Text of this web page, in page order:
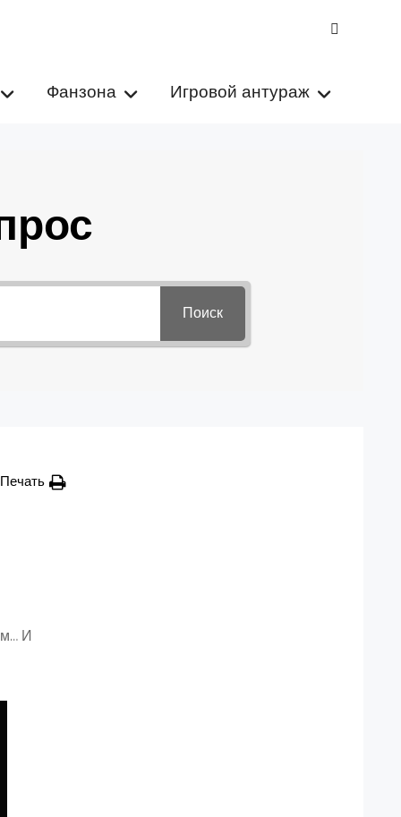
Фанзона Игровой антураж
Поиск
Печать
И